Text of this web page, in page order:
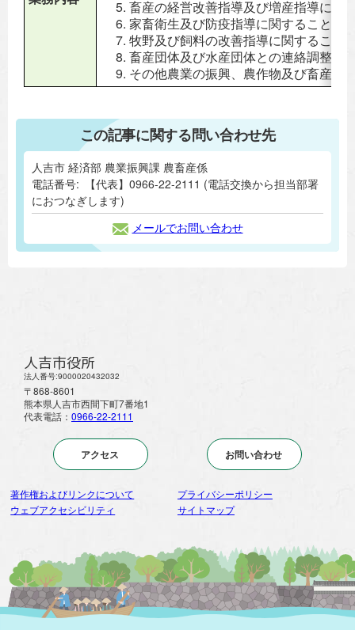
畜産の経営改善指導及び増産指導に関
家畜衛生及び防疫指導に関すること。
牧野及び飼料の改善指導に関すること
畜産団体及び水産団体との連絡調整に
その他農業の振興、農作物及び畜産に
この記事に関する問い合わせ先
人吉市 経済部 農業振興課 農畜産係
電話番号:
【代表】0966-22-2111 (電話交換から担当部署
におつなぎします)
メールでお問い合わせ
人吉市役所
法人番号:9000020432032
〒868-8601
熊本県人吉市西間下町7番地1
代表電話： 0966-22-2111
アクセス お問い合わせ
著作権およびリンクについて
プライバシーポリシー
ウェブアクセシビリティ
サイトマップ